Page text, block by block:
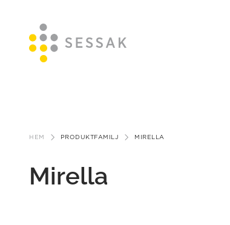
HEM PRODUKTFAMILJ MIRELLA
Mirella